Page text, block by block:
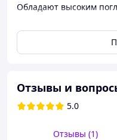
Обладают высоким
структура,
Допустим
производственных
фитнес- и спа-
Отзывы и
5.0
Отзывы (1)